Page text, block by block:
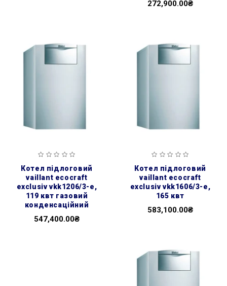
272,900.00₴
котел підлоговий
vaillant ecocraft
exclusiv vkk1206/3-e,
119 квт газовий
конденсаційний
547,400.00₴
котел підлоговий
vaillant ecocraft
exclusiv vkk1606/3-e,
165 квт
583,100.00₴